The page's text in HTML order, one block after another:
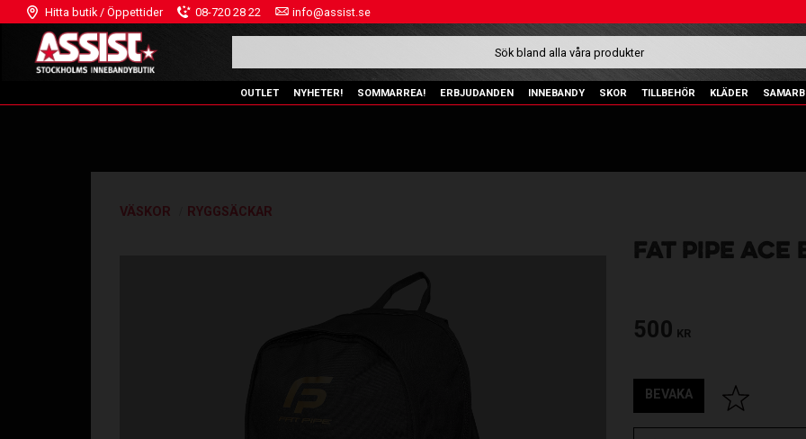
Hitta butik / Öppettider 08-720 28 22 info@assist.se
OUTLET NYHETER! SOMMARREA! ERBJUDANDEN INNEBANDY SKOR TILLBEHÖR KLÄDER
VÄSKOR RYGGSÄCKAR
FAT PIPE ACE
500 KR
Lägg till i
BEVAKA